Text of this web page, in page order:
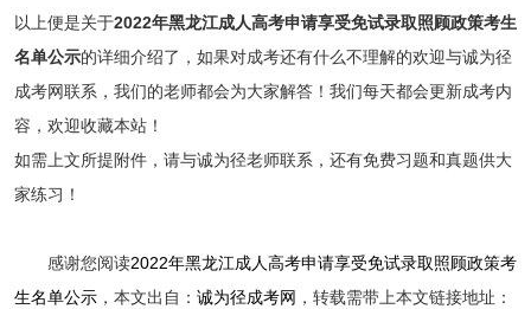
以上便是关于2022年黑龙江成人高考申请享受免试录取照顾政策考生
名单公示的详细介绍了，如果对成考还有什么不理解的欢迎与诚为径
成考网联系，我们的老师都会为大家解答！我们每天都会更新成考内
容，欢迎收藏本站！
如需上文所提附件，请与诚为径老师联系，还有免费习题和真题供大
家练习！
感谢您阅读2022年黑龙江成人高考申请享受免试录取照顾政策考
生名单公示，本文出自： 诚为径成考网 ，转载需带上本文链接地址：